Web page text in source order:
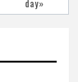
day»